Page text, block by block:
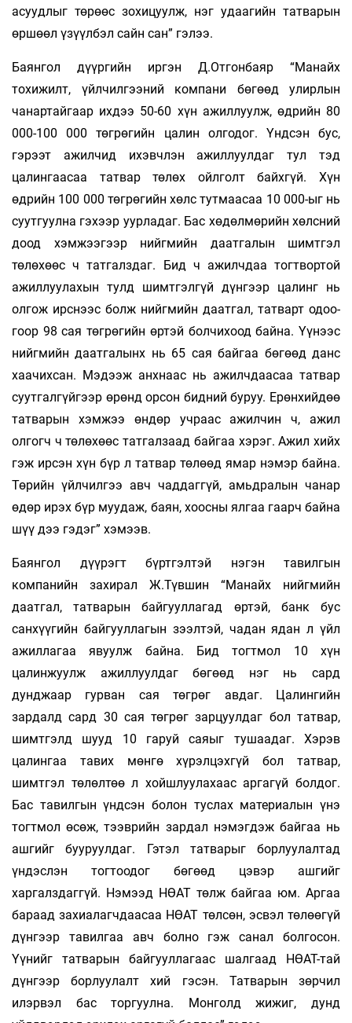
асуудлыг төрөөс зохицуулж, нэг удаа­гийн татварын
өршөөл үзүүлбэл сайн сан” гэлээ.
Баянгол дүүргийн иргэн Д.Отгонбаяр “Манайх
тохижилт, үйлчилгээний компани бөгөөд улирлын
чанартайгаар ихдээ 50-60 хүн ажиллуулж, өдрийн 80
000-100 000 төгрөгийн цалин олгодог. Үндсэн бус,
гэрээт ажилчид ихэвчлэн ажиллуулд­аг тул тэд
цалингаасаа татвар төлөх ойлголт байхгүй. Хүн
өдрийн 100 000 төгрөгийн хөлс тутмаасаа 10 000-ыг нь
суут­гуулна гэхээр уурладаг. Бас хөдөлмөрийн хөлсний
доод хэмжээгээр нийгмийн даатгалын шимт­гэл
төлөхөөс ч татгалздаг. Бид ч ажилчдаа тогтвортой
ажиллуулахын тулд шимт­гэл­гүй дүнгээр цалинг нь
олгож ирснээс болж нийгмийн даатгал, татварт одоо­
гоор 98 сая төгрөгийн өртэй болчихоод байна. Үүнээс
нийг­мийн даатгалынх нь 65 сая байгаа бөгөөд данс
хаачихсан. Мэдээж анхнаас нь ажилчдаа­саа татвар
суутгалгүйгээр өрөнд орсон бидний буруу. Ерөнхийдөө
татварын хэмжээ өндөр учраас ажилчин ч, ажил
олгогч ч төлөхөөс татгалзаад байгаа хэрэг. Ажил хийх
гэж ирсэн хүн бүр л татвар төлөөд ямар нэмэр байна.
Төрийн үйлчилгээ авч чаддаггүй, амьдралын чанар
өдөр ирэх бүр муудаж, баян, хоосны ялгаа гаарч байна
шүү дээ гэдэг” хэмээв.
Баянгол дүүрэгт бүртгэлтэй нэгэн тавилгын
компанийн захирал Ж.Түвшин “Манайх нийгмийн
даатгал, татварын байгууллагад өртэй, банк бус
санхүүгийн байгууллагын зээлтэй, чадан ядан л үйл
ажиллагаа явуулж байна. Бид тогтмол 10 хүн
цалинжуулж ажиллуулдаг бөгөөд нэг нь сард
дунджаар гурван сая төгрөг авдаг. Цалингийн
зардалд сард 30 сая төг­рөг зарцуулдаг бол татвар,
шимтгэлд шууд 10 гаруй саяыг тушаадаг. Хэрэв
цалингаа тавих мөнгө хүрэлцэхгүй бол татвар,
шимтгэл төлөлтөө л хойшлуулахаас аргагүй болдог.
Бас тавил­гын үндсэн болон туслах материалын үнэ
тогтмол өсөж, тээврийн зардал нэмэгдэж бай­гаа нь
ашгийг бууруулдаг. Гэтэл татварыг борлуулалтад
үндэслэн тогтоодог бөгөөд цэвэр аш­гийг
харгалздаггүй. Нэмээд НӨАТ төлж байгаа юм. Аргаа
бараад захиалагчдаасаа НӨАТ төлсөн, эсвэл төлөөгүй
дүнгээр тавилгаа авч болно гэж санал болгосон.
Үүнийг татварын байгууллагаас шалгаад НӨАТ-тай
дүн­гээр борлуулалт хий гэсэн. Татварын зөрчил
илэрвэл бас торгуулна. Монголд жижиг, дунд